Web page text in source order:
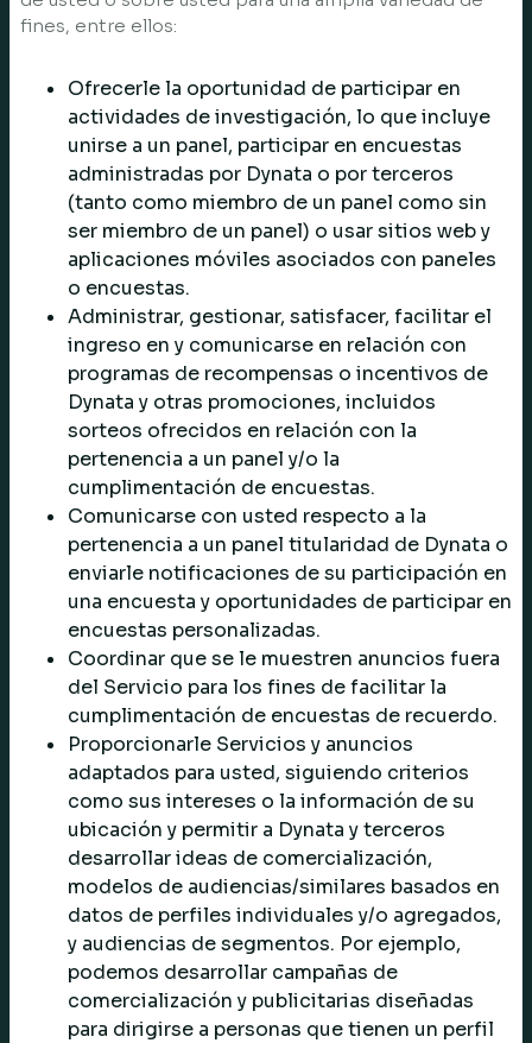
fines, entre ellos:
Ofrecerle la oportunidad de participar en
actividades de investigación, lo que incluye
unirse a un panel, participar en encuestas
administradas por Dynata o por terceros
(tanto como miembro de un panel como sin
ser miembro de un panel) o usar sitios web y
aplicaciones móviles asociados con paneles
o encuestas.
Administrar, gestionar, satisfacer, facilitar el
ingreso en y comunicarse en relación con
programas de recompensas o incentivos de
Dynata y otras promociones, incluidos
sorteos ofrecidos en relación con la
pertenencia a un panel y/o la
cumplimentación de encuestas.
Comunicarse con usted respecto a la
pertenencia a un panel titularidad de Dynata o
enviarle notificaciones de su participación en
una encuesta y oportunidades de participar en
encuestas personalizadas.
Coordinar que se le muestren anuncios fuera
del Servicio para los fines de facilitar la
cumplimentación de encuestas de recuerdo.
Proporcionarle Servicios y anuncios
adaptados para usted, siguiendo criterios
como sus intereses o la información de su
ubicación y permitir a Dynata y terceros
desarrollar ideas de comercialización,
modelos de audiencias/similares basados en
datos de perfiles individuales y/o agregados,
y audiencias de segmentos. Por ejemplo,
podemos desarrollar campañas de
comercialización y publicitarias diseñadas
para dirigirse a personas que tienen un perfil